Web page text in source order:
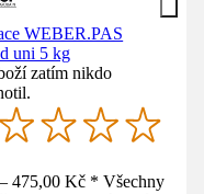
WEBER.PAS
uni 5 kg
zatím nikdo
475,00 Kč * Všechny